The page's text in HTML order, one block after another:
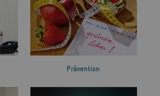
Prävention